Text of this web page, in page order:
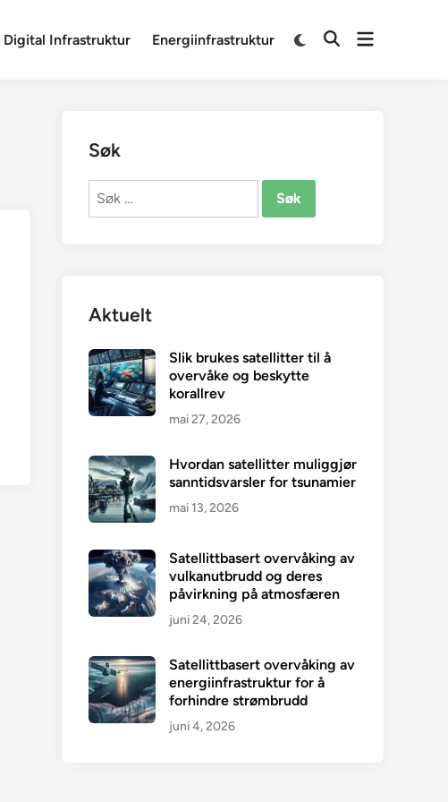
Digital Infrastruktur Energiinfrastruktur
SwitchOpenOpen
Søk
Søk
Aktuelt
Slik brukes satellitter til å
overvåke og beskytte
korallrev
mai 27, 2026
Hvordan satellitter muliggjør
sanntidsvarsler for tsunamier
mai 13, 2026
Satellittbasert overvåking av
vulkanutbrudd og deres
påvirkning på atmosfæren
juni 24, 2026
Satellittbasert overvåking av
energiinfrastruktur for å
forhindre strømbrudd
juni 4, 2026